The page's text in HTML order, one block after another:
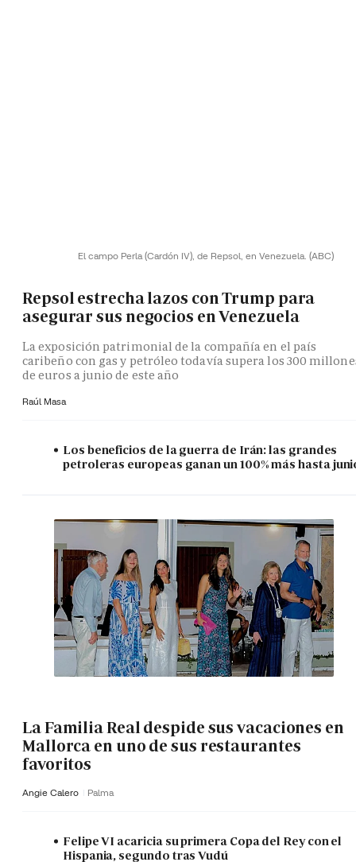
El campo Perla (Cardón IV), de Repsol, en Venezuela. (ABC)
Repsol estrecha lazos con Trump para
asegurar sus negocios en Venezuela
La exposición patrimonial de la compañía en el país
caribeño con gas y petróleo todavía supera los 300
de euros a junio de este año
Raúl Masa
Los beneficios de la guerra de Irán: las grandes
petroleras europeas ganan un 100% más hasta
La Familia Real despide sus vacaciones en
Mallorca en uno de sus restaurantes
favoritos
Angie Calero Palma
Felipe VI acaricia su primera Copa del Rey con el
Hispania, segundo tras Vudú